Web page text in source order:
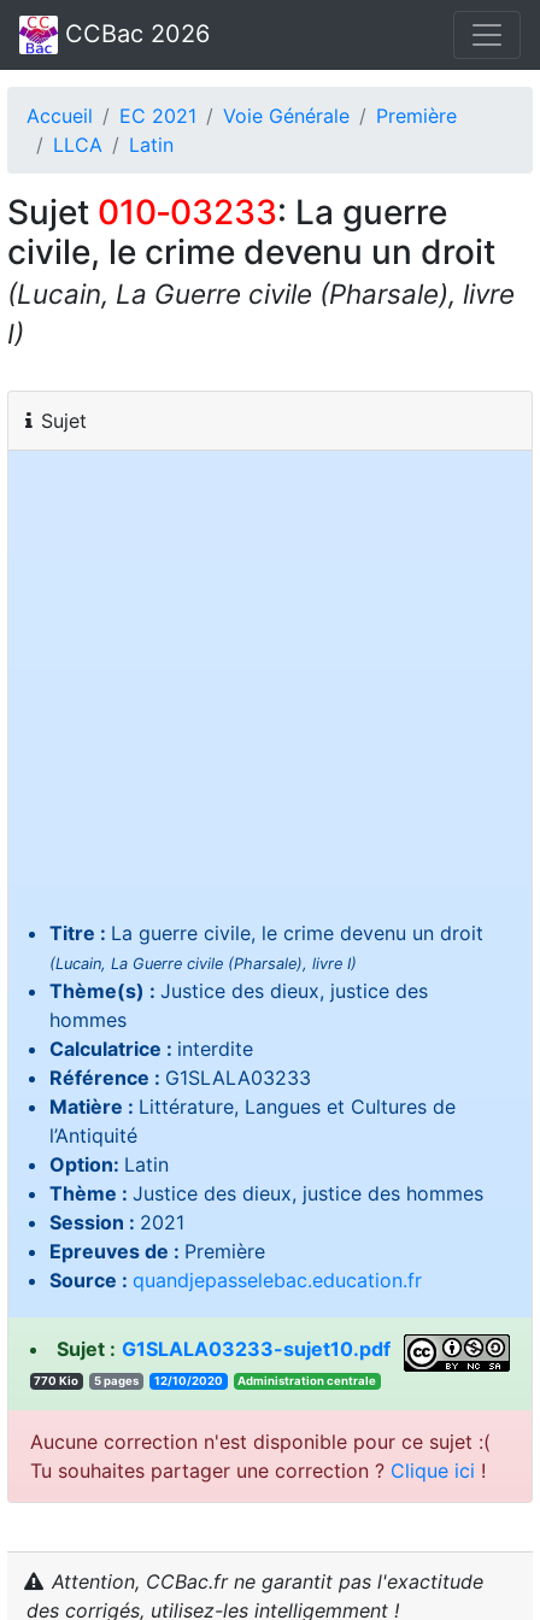
CCBac 2026
Accueil EC 2021 Voie Générale
Première
LLCA
Latin
Sujet 010‑03233: La guerre
civile, le crime devenu un droit
(Lucain, La Guerre civile (Pharsale), livre
I)
Sujet
Titre : La guerre civile, le crime devenu un droit
(Lucain, La Guerre civile (Pharsale), livre I)
Thème(s) : Justice des dieux, justice des
hommes
Calculatrice : interdite
Référence : G1SLALA03233
Matière : Littérature, Langues et Cultures de
l’Antiquité
Option: Latin
Thème : Justice des dieux, justice des hommes
Session : 2021
Epreuves de : Première
Source : quandjepasselebac.education.fr
Sujet : G1SLALA03233-sujet10.pdf
770 Kio 5 pages 12/10/2020 elartnec noitartsinimdA
Aucune correction n'est disponible pour ce sujet :(
Tu souhaites partager une correction ? Clique ici !
Attention, CCBac.fr ne garantit pas l'exactitude
des corrigés, utilisez-les intelligemment !